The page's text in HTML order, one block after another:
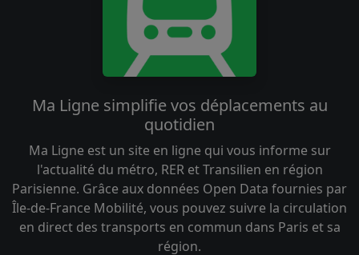
Ma Ligne simplifie vos déplacements au
quotidien
Ma Ligne est un site en ligne qui vous informe sur
l'actualité du métro, RER et Transilien en région
Parisienne. Grâce aux données Open Data fournies par
Île-de-France Mobilité, vous pouvez suivre la circulation
en direct des transports en commun dans Paris et sa
région.